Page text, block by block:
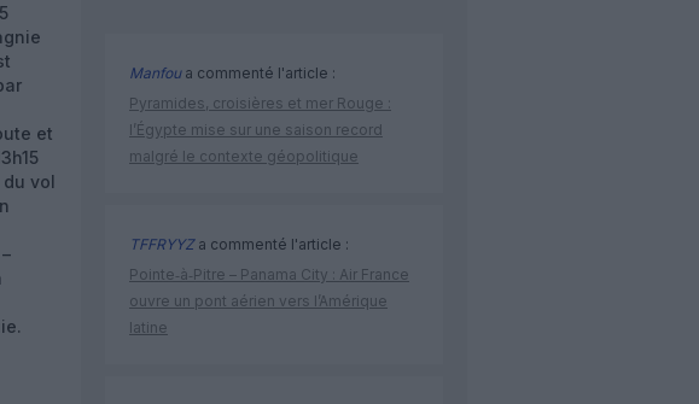
et
vol
Manfoua commenté l'article :
Pyramides, croisières et mer Rouge :
l’Égypte mise sur une saison record
malgré le contexte géopolitique
TFFRYYZa commenté l'article :
Pointe‑à‑Pitre – Panama City : Air France
ouvre un pont aérien vers l’Amérique
latine